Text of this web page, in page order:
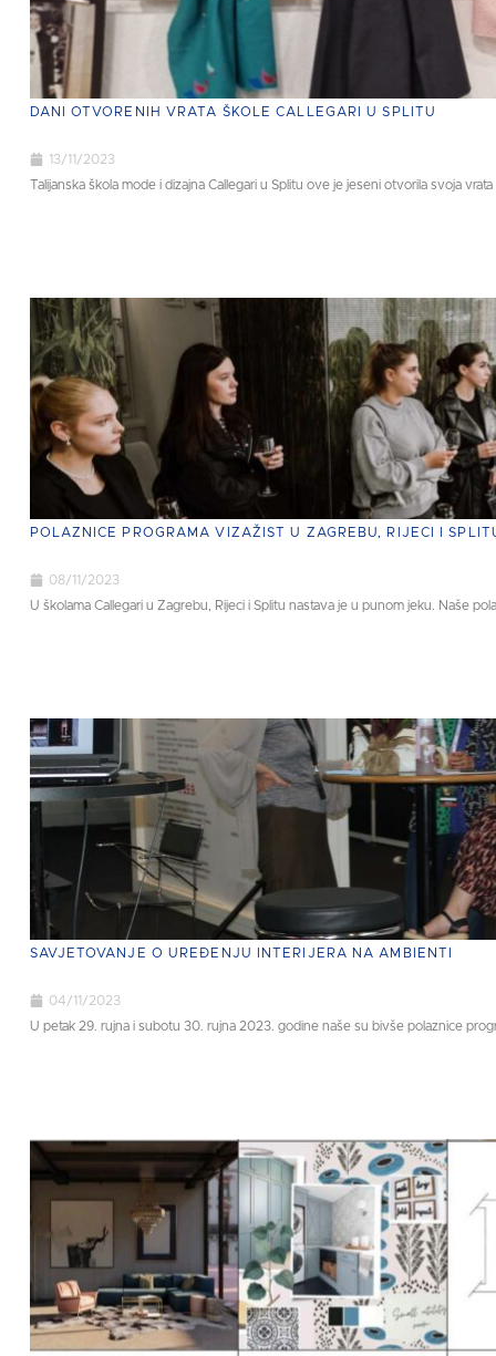
DANI OTVORENIH VRATA ŠKOLE CALLEGARI U SPLITU
13/11/2023
Talijanska škola mode i dizajna Callegari u Splitu ove je jeseni otvorila svoja vrata
POLAZNICE PROGRAMA VIZAŽIST U ZAGREBU, RIJECI I
08/11/2023
U školama Callegari u Zagrebu, Rijeci i Splitu nastava je u punom jeku. Naše
SAVJETOVANJE O UREĐENJU INTERIJERA NA AMBIENTI
04/11/2023
U petak 29. rujna i subotu 30. rujna 2023. godine naše su bivše polaznice